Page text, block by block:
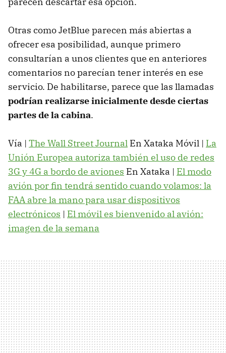
Otras como JetBlue parecen más abiertas a
ofrecer esa posibilidad, aunque primero
consultarían a unos clientes que en anteriores
comentarios no parecían tener interés en ese
servicio. De habilitarse, parece que las llamadas
podrían realizarse inicialmente desde ciertas
partes de la cabina.
Vía | The Wall Street Journal En Xataka Móvil | La
Unión Europea autoriza también el uso de redes
3G y 4G a bordo de aviones En Xataka | El modo
avión por fin tendrá sentido cuando volamos: la
FAA abre la mano para usar dispositivos
electrónicos | El móvil es bienvenido al avión:
imagen de la semana